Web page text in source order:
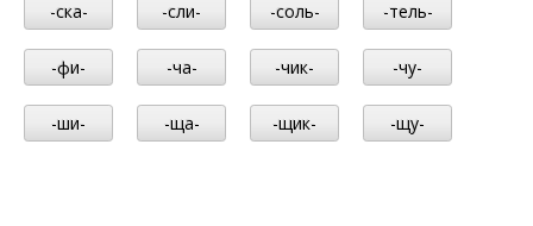
-ска- -сли- -соль- -тель-
-фи- -ча- -чик- -чу-
-ши- -ща- -щик- -щу-